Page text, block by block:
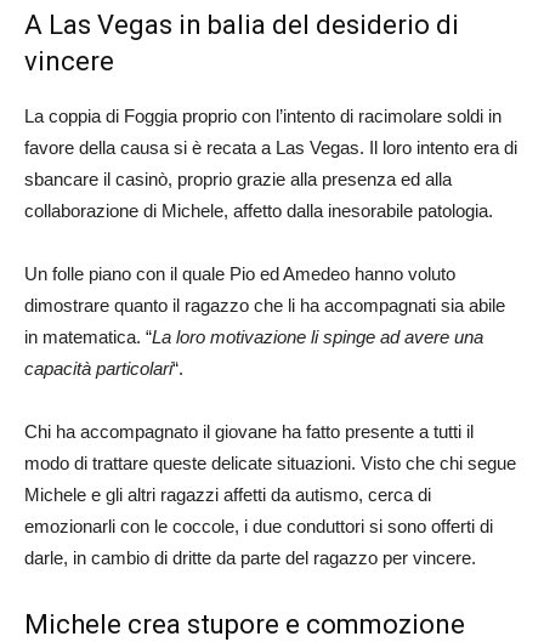
A Las Vegas in balia del desiderio di
vincere
La coppia di Foggia proprio con l’intento di racimolare soldi in
favore della causa si è recata a Las Vegas. Il loro intento era di
sbancare il casinò, proprio grazie alla presenza ed alla
collaborazione di Michele, affetto dalla inesorabile patologia.
Un folle piano con il quale Pio ed Amedeo hanno voluto
dimostrare quanto il ragazzo che li ha accompagnati sia abile
in matematica. “La loro motivazione li spinge ad avere una
capacità particolari“.
Chi ha accompagnato il giovane ha fatto presente a tutti il
modo di trattare queste delicate situazioni. Visto che chi segue
Michele e gli altri ragazzi affetti da autismo, cerca di
emozionarli con le coccole, i due conduttori si sono offerti di
darle, in cambio di dritte da parte del ragazzo per vincere.
Michele crea stupore e commozione